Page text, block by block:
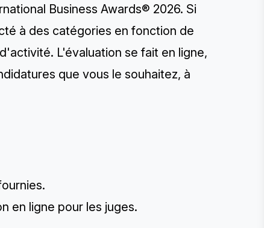
Business Awards® 2026. Si
à des catégories en fonction de
L'évaluation se fait en ligne,
que vous le souhaitez, à
en ligne pour les juges.